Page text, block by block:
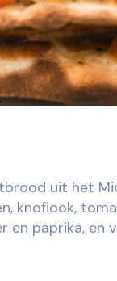
uit het
knoflook,
paprika, en